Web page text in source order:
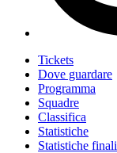
Tickets
Dove guardare
Programma
Squadre
Classifica
Statistiche
Statistiche finali